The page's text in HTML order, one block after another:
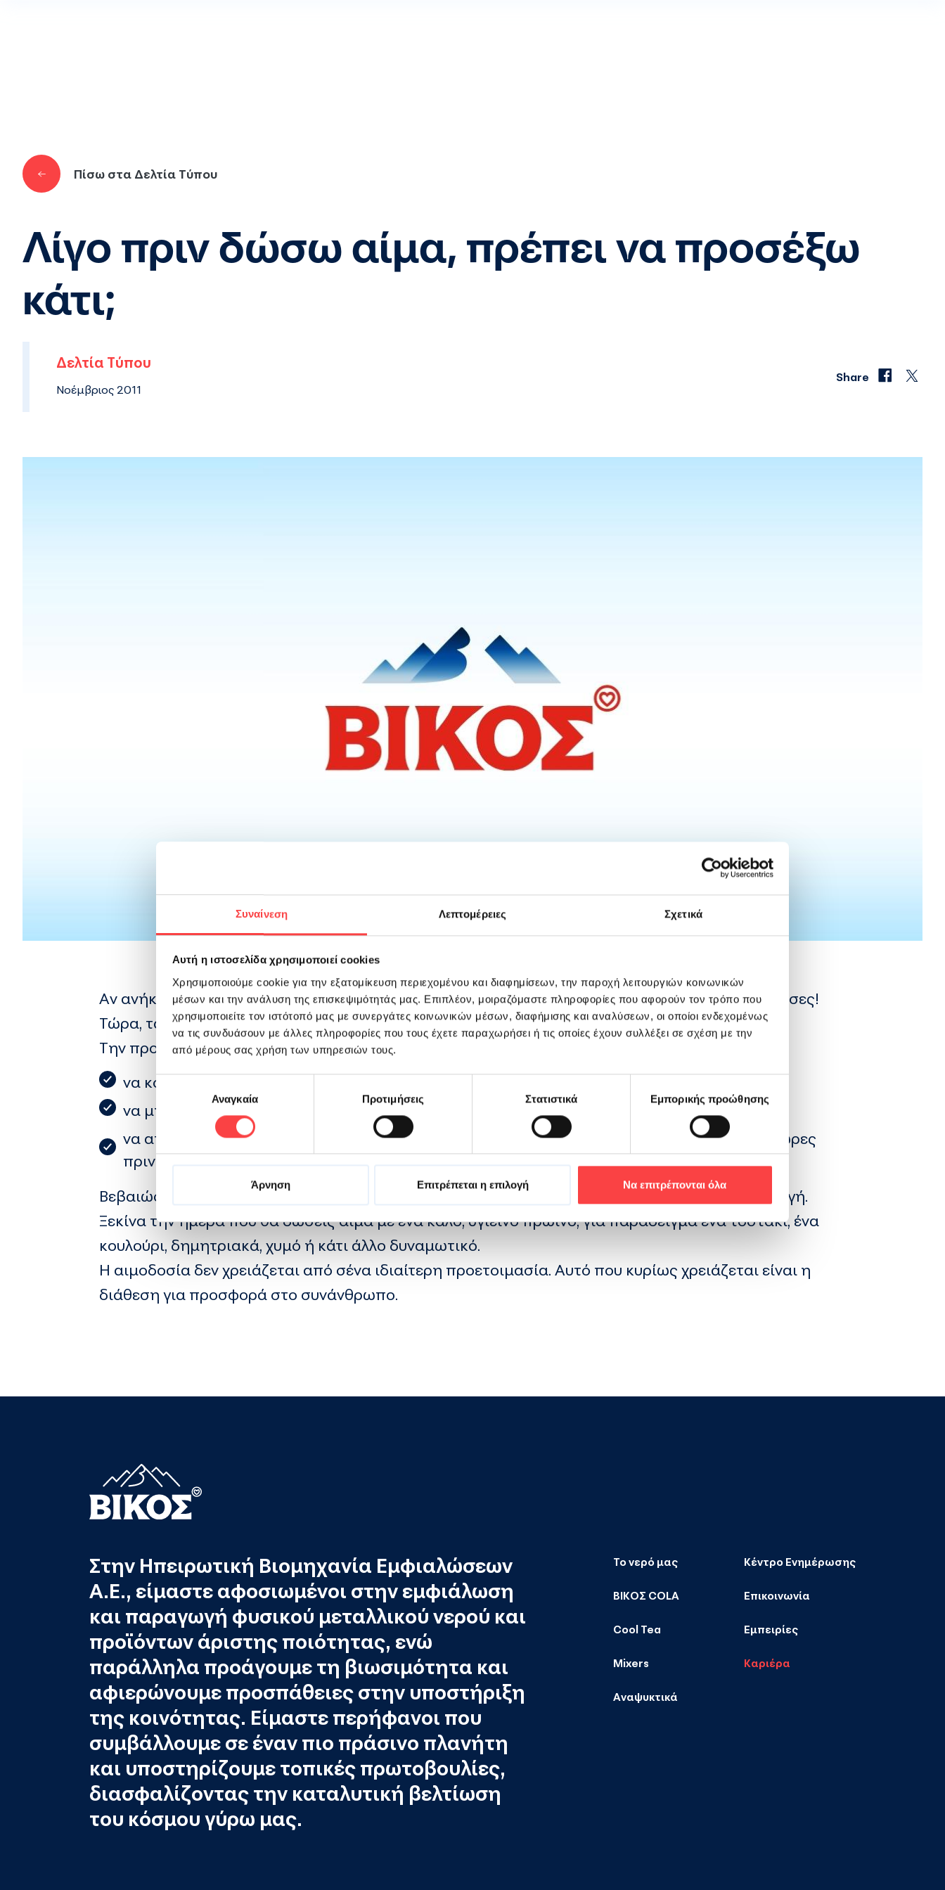
Συναίνεση Λεπτομέρειες Σχετικά
Αυτή η ιστοσελίδα χρησιμοποιεί cookies
Χρησιμοποιούμε cookie για την εξατομίκευση περιεχομένου και διαφημίσεων, την παροχή λειτουργιών κοινωνικών
μέσων και την ανάλυση της επισκεψιμότητάς μας. Επιπλέον, μοιραζόμαστε πληροφορίες που αφορούν τον τρόπο που
χρησιμοποιείτε τον ιστότοπό μας με συνεργάτες κοινωνικών μέσων, διαφήμισης και αναλύσεων, οι οποίοι ενδεχομένως
να τις συνδυάσουν με άλλες πληροφορίες που τους έχετε παραχωρήσει ή τις οποίες έχουν συλλέξει σε σχέση με την
από μέρους σας χρήση των υπηρεσιών τους.
Επιλογή
συγκατάθεσηςΑναγκαία Προτιμήσεις Στατιστικά Εμπορικής προώθησης
Άρνηση Επιτρέπεται η επιλογή Να επιτρέπονται όλα
Πίσω στα Δελτία Τύπου
Λίγο πριν δώσω αίμα, πρέπει να προσέξω
κάτι;
Δελτία Τύπου
Νοέμβριος 2011
Share
Αν ανήκεις σε αυτούς που επιτρέπεται να δώσουν αίμα, καταρχήν, μπράβο σου που το αποφάσισες!
Τώρα, τα μόνα πράγματα που πρέπει να προσέξεις, είναι:
Την προηγούμενη μέρα της αιμοδοσίας σου:
να κοιμηθείς καλά
να μην καταναλώσεις υπερβολική δόση αλκοόλ
να αποφύγεις τα παυσίπονα. Ειδικά για την ασπιρίνη, πρέπει να περάσουν τουλάχιστον 48 ώρες
πριν δώσεις αίμα.
Βεβαιώσου ότι έχουν περάσει το λιγότερο 7 μέρες από τότε που πήρες κάποια αντιβιοτική αγωγή.
Ξεκίνα την ημέρα που θα δώσεις αίμα με ένα καλό, υγιεινό πρωινό, για παράδειγμα ένα τοστάκι, ένα
κουλούρι, δημητριακά, χυμό ή κάτι άλλο δυναμωτικό.
Η αιμοδοσία δεν χρειάζεται από σένα ιδιαίτερη προετοιμασία. Αυτό που κυρίως χρειάζεται είναι η
διάθεση για προσφορά στο συνάνθρωπο.
Στην Ηπειρωτική Βιομηχανία Εμφιαλώσεων
Α.Ε., είμαστε αφοσιωμένοι στην εμφιάλωση
και παραγωγή φυσικού μεταλλικού νερού και
προϊόντων άριστης ποιότητας, ενώ
παράλληλα προάγουμε τη βιωσιμότητα και
αφιερώνουμε προσπάθειες στην υποστήριξη
της κοινότητας. Είμαστε περήφανοι που
συμβάλλουμε σε έναν πιο πράσινο πλανήτη
και υποστηρίζουμε τοπικές πρωτοβουλίες,
διασφαλίζοντας την καταλυτική βελτίωση
του κόσμου γύρω μας.
Το νερό μας
ΒΙΚΟΣ COLA
Cool Tea
Mixers
Αναψυκτικά
Κέντρο Ενημέρωσης
Επικοινωνία
Εμπειρίες
Καριέρα